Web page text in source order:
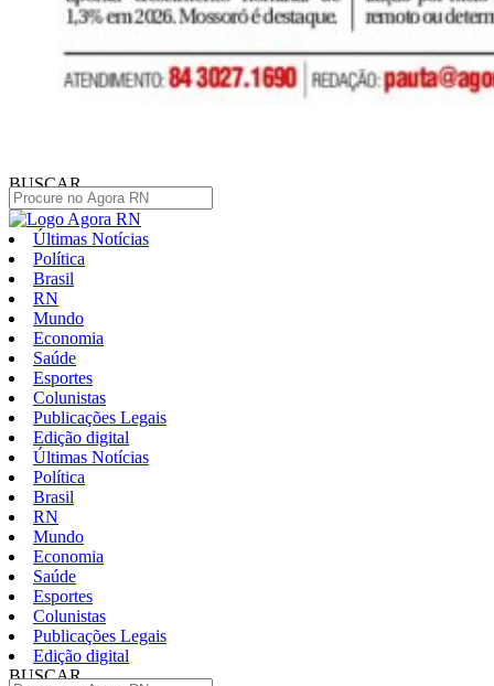
BUSCAR
Últimas Notícias
Política
Brasil
RN
Mundo
Economia
Saúde
Esportes
Colunistas
Publicações Legais
Edição digital
Últimas Notícias
Política
Brasil
RN
Mundo
Economia
Saúde
Esportes
Colunistas
Publicações Legais
Edição digital
BUSCAR